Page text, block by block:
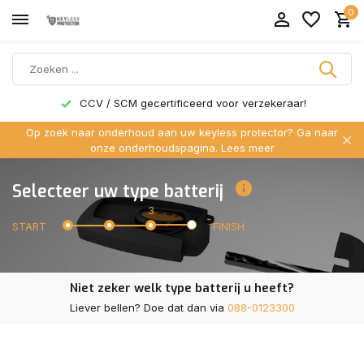
0
CCV / SCM gecertificeerd voor verzekeraar!
Op zoek naar onderhoud aan uw keyless protector? Ga naar
onze onderhoudspagina. Lees meer
Selecteer uw type batterij
START
3
FINISH
Niet zeker welk type batterij u heeft?
Liever bellen? Doe dat dan via 088-0123300